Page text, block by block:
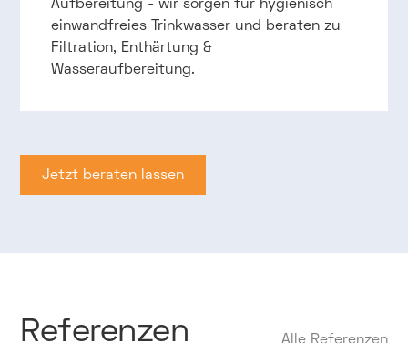
einwandfreies Trinkwasser und beraten zu
Filtration, Enthärtung &
Wasseraufbereitung.
Jetzt beraten lassen
Jetzt beraten lassen
Referenzen Alle Referenzen